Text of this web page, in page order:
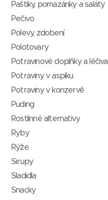
Paštiky, pomazánky a saláty
Pečivo
Polevy, zdobení
Polotovary
Potravinové doplňky a léčiva
Potraviny v aspiku
Potraviny v konzervě
Puding
Rostlinné alternativy
Ryby
Rýže
Sirupy
Sladidla
Snacky